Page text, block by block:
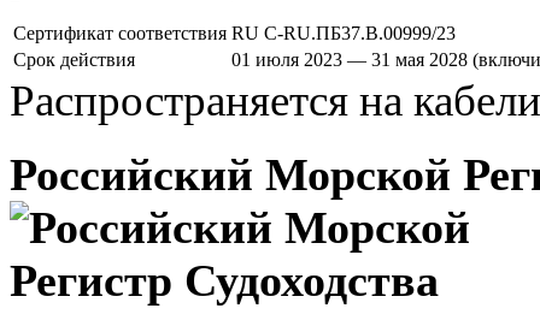
Сертификат соответствия RU С-RU.ПБ37.В.00999/23
Срок действия
01 июля 2023 — 31 мая 2028
Распространяется на
Российский Морской